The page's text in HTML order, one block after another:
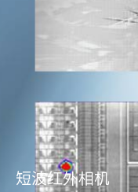
短波红外相机